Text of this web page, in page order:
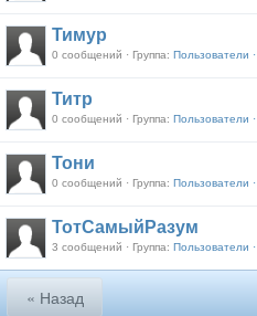
Тимур
0 сообщений · Группа: Пользователи ·
Титр
0 сообщений · Группа: Пользователи ·
Тони
0 сообщений · Группа: Пользователи ·
ТотСамыйРазум
3 сообщений · Группа: Пользователи ·
« Назад